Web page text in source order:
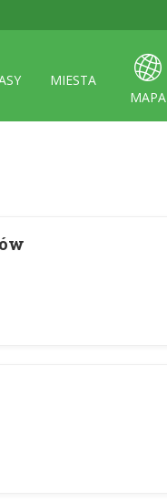
MIESTA
MAPA